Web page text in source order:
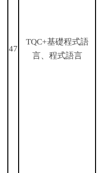
47
TQC+基礎程式語
言、程式語言